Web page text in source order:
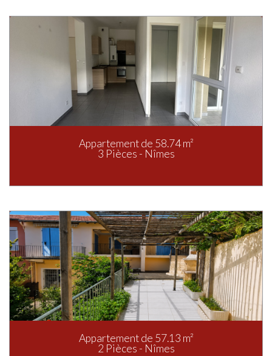
Appartement de 58.74 m²
3 Pièces - Nîmes
Appartement de 57.13 m²
2 Pièces - Nîmes